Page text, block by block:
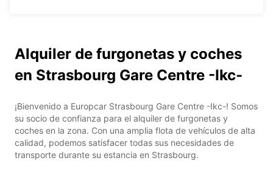
Alquiler de furgonetas y coches
en Strasbourg Gare Centre -Ikc-
¡Bienvenido a Europcar Strasbourg Gare Centre -Ikc-! Somos
su socio de confianza para el alquiler de furgonetas y
coches en la zona. Con una amplia flota de vehículos de alta
calidad, podemos satisfacer todas sus necesidades de
transporte durante su estancia en Strasbourg.